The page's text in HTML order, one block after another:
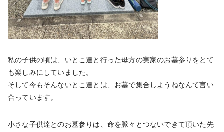
私の子供の頃は、いとこ達と行った母方の実家のお墓参りをとて
も楽しみにしていました。
そして今もそんないとこ達とは、お墓で集合しようねなんて言い
合っています。
小さな子供達とのお墓参りは、命を脈々とつないできて頂いた先